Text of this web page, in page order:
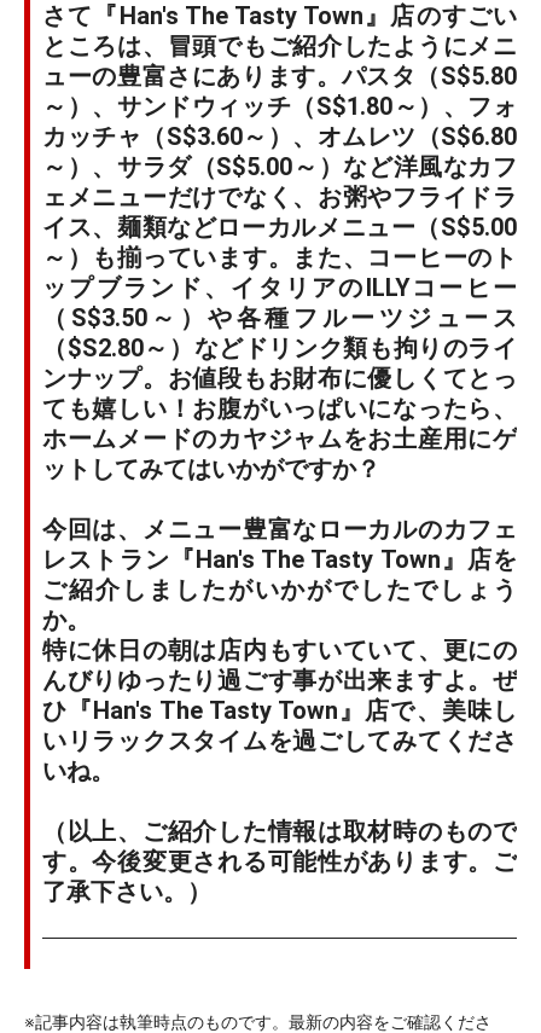
さて『Han's The Tasty Town』店のすごい
ところは、冒頭でもご紹介したようにメニ
ューの豊富さにあります。パスタ（S$5.80
～）、サンドウィッチ（S$1.80～）、フォ
カッチャ（S$3.60～）、オムレツ（S$6.80
～）、サラダ（S$5.00～）など洋風なカフ
ェメニューだけでなく、お粥やフライドラ
イス、麺類などローカルメニュー（S$5.00
～）も揃っています。また、コーヒーのト
ップブランド、イタリアのILLYコーヒー
（S$3.50～）や各種フルーツジュース
（$S2.80～）などドリンク類も拘りのライ
ンナップ。お値段もお財布に優しくてとっ
ても嬉しい！お腹がいっぱいになったら、
ホームメードのカヤジャムをお土産用にゲ
ットしてみてはいかがですか？
今回は、メニュー豊富なローカルのカフェ
レストラン『Han's The Tasty Town』店を
ご紹介しましたがいかがでしたでしょう
か。
特に休日の朝は店内もすいていて、更にの
んびりゆったり過ごす事が出来ますよ。ぜ
ひ『Han's The Tasty Town』店で、美味し
いリラックスタイムを過ごしてみてくださ
いね。
（以上、ご紹介した情報は取材時のもので
す。今後変更される可能性があります。ご
了承下さい。）
※記事内容は執筆時点のものです。最新の内容をご確認くださ